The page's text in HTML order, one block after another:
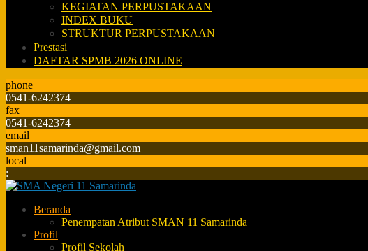
KEGIATAN PERPUSTAKAAN
INDEX BUKU
STRUKTUR PERPUSTAKAAN
Prestasi
DAFTAR SPMB 2026 ONLINE
phone
0541-6242374
fax
0541-6242374
email
sman11samarinda@gmail.com
local
:
Beranda
Penempatan Atribut SMAN 11 Samarinda
Profil
Profil Sekolah